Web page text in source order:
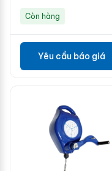
Còn hàng
Yêu cầu báo giá